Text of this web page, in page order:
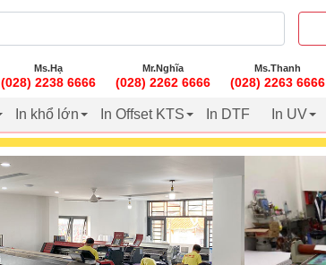
Ms.Hạ
(028) 2238 6666
Mr.Nghĩa
(028) 2262 6666
Ms.Thanh
(028) 2263 6666
In khổ lớn In Offset KTS In DTF In UV